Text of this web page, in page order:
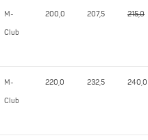
M-
Club
200,0 207,5 215,0
M-
Club
220,0 232,5 240,0